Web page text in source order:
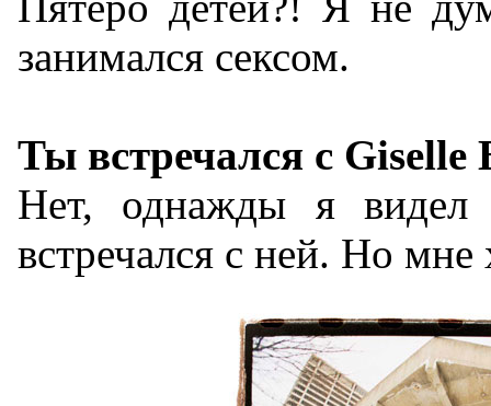
занимался сексом.
Ты встречался с Giselle
Нет, однажды я
встречался с ней. Но мне